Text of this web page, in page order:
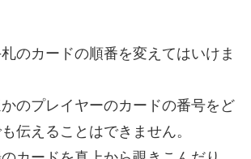
のカードの順番を変えてはいけま
のプレイヤーのカードの番号をど
伝えることはできません。